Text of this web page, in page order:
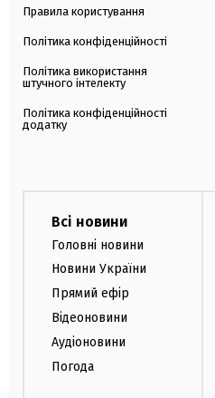
Правила користування
Політика конфіденційності
Політика використання
штучного інтелекту
Політика конфіденційності
додатку
Всі новини
Головні новини
Новини України
Прямий ефір
Відеоновини
Аудіоновини
Погода